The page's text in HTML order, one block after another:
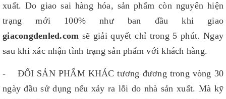
xuất. Do giao sai hàng hóa, sản phẩm còn nguyên hiện
trạng mới 100% như ban đầu khi giao
giacongdenled.com sẽ giải quyết chỉ trong 5 phút. Ngay
sau khi xác nhận tình trạng sản phẩm với khách hàng.
- ĐỔI SẢN PHẨM KHÁC tương đương trong vòng 30
ngày đầu sử dụng nếu xảy ra lỗi do nhà sản xuất. Mà kỹ